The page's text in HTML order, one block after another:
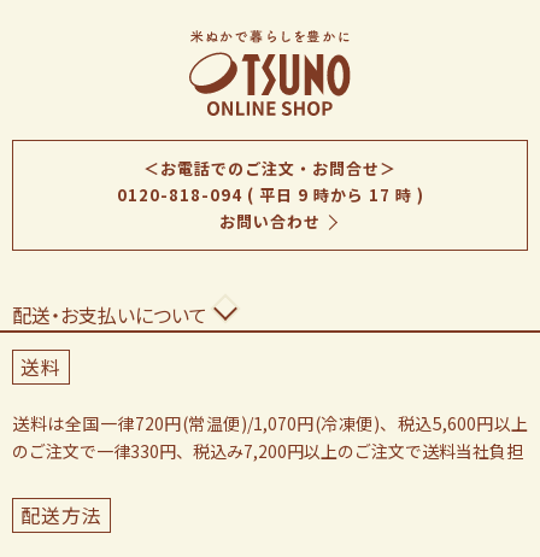
＜お電話でのご注文・お問合せ＞
0120-818-094( 平日 9 時から 17 時 )
お問い合わせ
配送・お支払いについて
送料
送料は全国一律720円(常温便)/1,070円(冷凍便)、税込5,600円以上
のご注文で一律330円、税込み7,200円以上のご注文で送料当社負担
配送方法